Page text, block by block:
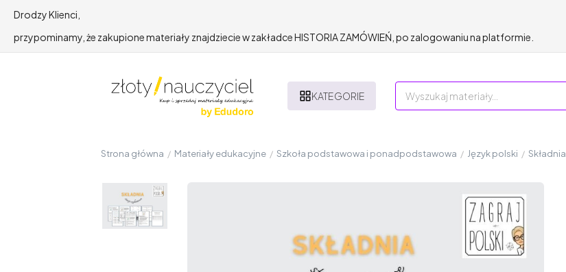
Drodzy Klienci,
przypominamy, że zakupione materiały znajdziecie w zakładce HISTORIA ZAMÓWIEŃ, po zalogowaniu na platformie.
KATEGORIE
Strona główna / Materiały edukacyjne / Szkoła podstawowa i ponadpodstawowa / Język polski / Składnia